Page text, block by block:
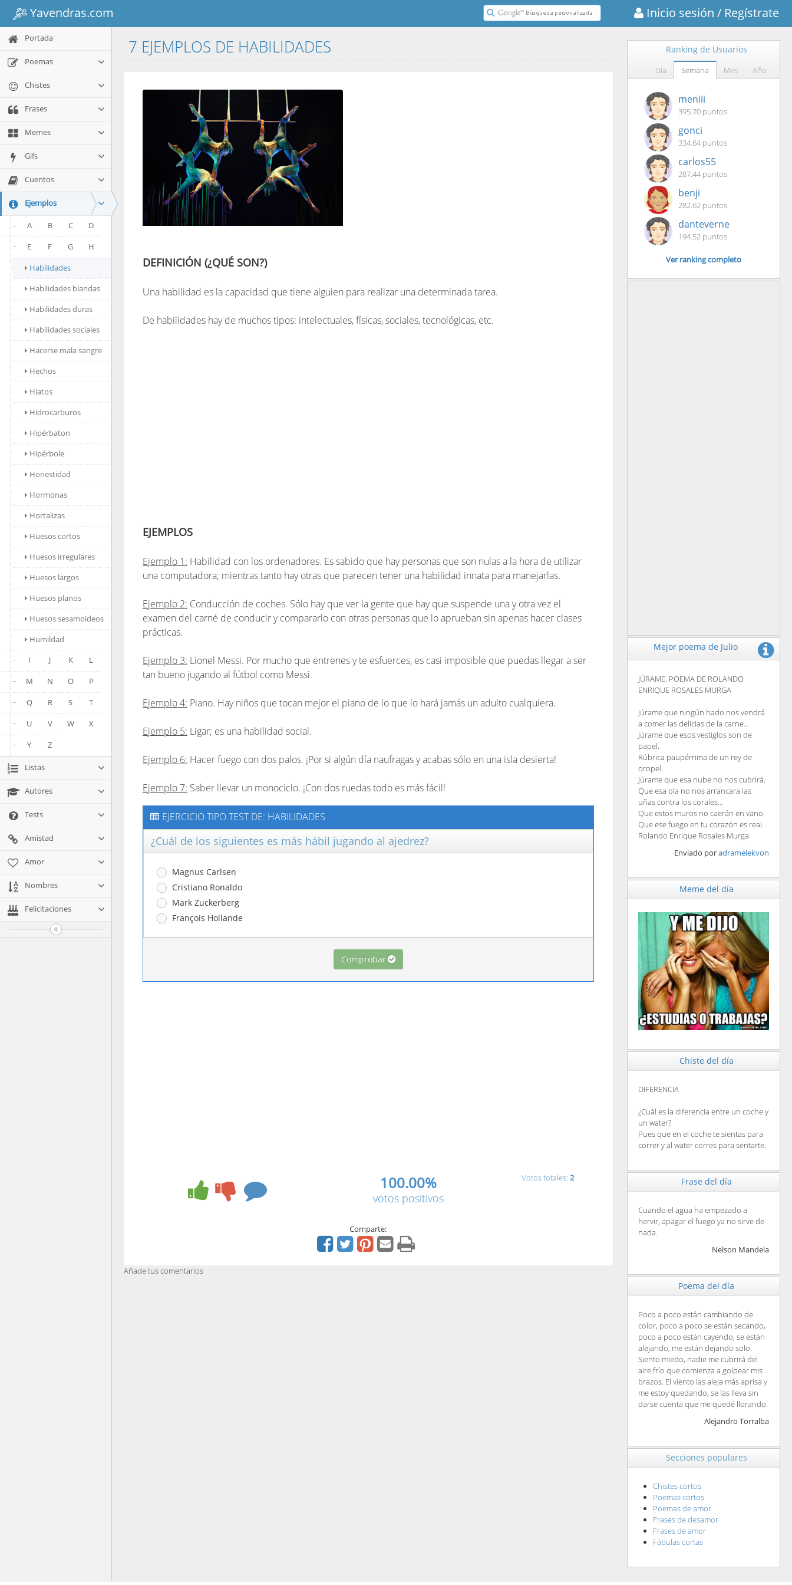
Yavendras.com Inicio sesión / Regístrate
Portada
Poemas
Chistes
Frases
Memes
Gifs
Cuentos
Ejemplos
A B C
D
E
F G
H
Habilidades
Habilidades blandas
Habilidades duras
Habilidades sociales
Hacerse mala sangre
Hechos
Hiatos
Hidrocarburos
Hipérbaton
Hipérbole
Honestidad
Hormonas
Hortalizas
Huesos cortos
Huesos irregulares
Huesos largos
Huesos planos
Huesos sesamoideos
Humildad
I
J K
L
M
N O
P
Q
R S
T
U
V W
X
Y
Z
Listas
Autores
Tests
Amistad
Amor
Nombres
Felicitaciones
7 EJEMPLOS DE HABILIDADES
DEFINICIÓN (¿QUÉ SON?)
Una habilidad es la capacidad que tiene alguien para realizar una determinada tarea.
De habilidades hay de muchos tipos: intelectuales, físicas, sociales, tecnológicas, etc.
EJEMPLOS
Ejemplo 1: Habilidad con los ordenadores. Es sabido que hay personas que son nulas a la hora de utilizar
una computadora; mientras tanto hay otras que parecen tener una habilidad innata para manejarlas.
Ejemplo 2: Conducción de coches. Sólo hay que ver la gente que hay que suspende una y otra vez el
examen del carné de conducir y compararlo con otras personas que lo aprueban sin apenas hacer clases
prácticas.
Ejemplo 3: Lionel Messi. Por mucho que entrenes y te esfuerces, es casi imposible que puedas llegar a ser
tan bueno jugando al fútbol como Messi.
Ejemplo 4: Piano. Hay niños que tocan mejor el piano de lo que lo hará jamás un adulto cualquiera.
Ejemplo 5: Ligar; es una habilidad social.
Ejemplo 6: Hacer fuego con dos palos. ¡Por si algún día naufragas y acabas sólo en una isla desierta!
Ejemplo 7: Saber llevar un monociclo. ¡Con dos ruedas todo es más fácil!
EJERCICIO TIPO TEST DE: HABILIDADES
¿Cuál de los siguientes es más hábil jugando al ajedrez?
Magnus Carlsen
Cristiano Ronaldo
Mark Zuckerberg
François Hollande
Comprobar
100.00%
votos positivos
Votos totales:2
Comparte:
Añade tus comentarios
Ranking de Usuarios
Día Semana Mes Año
meniii
395.70 puntos
gonci
334.64 puntos
carlos55
287.44 puntos
benji
282.62 puntos
danteverne
194.52 puntos
Ver ranking completo
Mejor poema de Julio
JÚRAME. POEMA DE ROLANDO
ENRIQUE ROSALES MURGA
Júrame que ningún hado nos vendrá
a comer las delicias de la carne...
Júrame que esos vestiglos son de
papel.
Rúbrica paupérrima de un rey de
oropel.
Júrame que esa nube no nos cubrirá.
Que esa ola no nos arrancara las
uñas contra los corales...
Que estos muros no caerán en vano.
Que ese fuego en tu corazón es real.
Rolando Enrique Rosales Murga
Enviado poradramelekvon
Meme del día
Chiste del día
DIFERENCIA
¿Cuál es la diferencia entre un coche y
un water?
Pues que en el coche te sientas para
correr y al water corres para sentarte.
Frase del día
Cuando el agua ha empezado a
hervir, apagar el fuego ya no sirve de
nada.
Nelson Mandela
Poema del día
Poco a poco están cambiando de
color, poco a poco se están secando,
poco a poco están cayendo, se están
alejando, me están dejando solo.
Siento miedo, nadie me cubrirá del
aire frío que comienza a golpear mis
brazos. El viento las aleja más aprisa y
me estoy quedando, se las lleva sin
darse cuenta que me quedé llorando.
Alejandro Torralba
Secciones populares
Chistes cortos
Poemas cortos
Poemas de amor
Frases de desamor
Frases de amor
Fábulas cortas